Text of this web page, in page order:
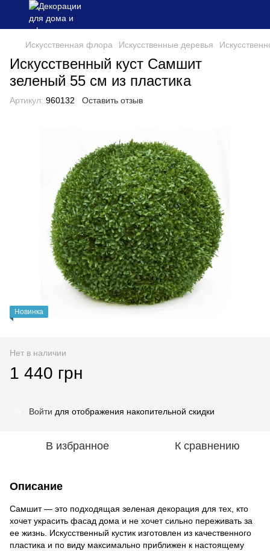
Искусственная флора Искусственные деревья
Искусственный куст Самшит
зеленый 55 см из пластика
Артикул: 960132 Оставить отзыв
Новинка
Нет в наличии
1 440 грн
Войти для отображения накопительной скидки
В избранное К сравнению
Описание
Самшит — это подходящая зеленая декорация для тех, кто
хочет украсить фасад дома и не хочет сильно переживать за
ее жизнь. Искусственный кустик изготовлен из качественного
пластика и по виду максимально приближен к настоящему